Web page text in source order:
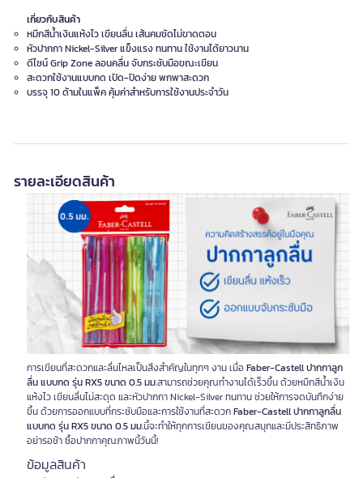
เกี่ยวกับสินค้า
หมึกสีน้ำเงินแห้งไว เขียนลื่น เส้นคมชัดไม่ขาดตอน
หัวปากกา Nickel-Silver แข็งแรง ทนทาน ใช้งานได้ยาวนาน
ดีไซน์ Grip Zone ลอนคลื่น จับกระชับมือขณะเขียน
สะดวกใช้งานแบบกด เปิด-ปิดง่าย พกพาสะดวก
บรรจุ 10 ด้ามในแพ็ค คุ้มค่าสำหรับการใช้งานประจำวัน
รายละเอียดสินค้า
การเขียนที่สะดวกและลื่นไหลเป็นสิ่งสำคัญในทุกๆ งาน เมื่อFaber-Castell ปากกาลูก
ลื่น แบบกด รุ่น RX5 ขนาด 0.5 มม.สามารถช่วยคุณทำงานได้เร็วขึ้น ด้วยหมึกสีน้ำเงิน
แห้งไว เขียนลื่นไม่สะดุด และหัวปากกา Nickel-Silver ทนทาน ช่วยให้การจดบันทึกง่าย
ขึ้น ด้วยการออกแบบที่กระชับมือและการใช้งานที่สะดวกFaber-Castell ปากกาลูกลื่น
แบบกด รุ่น RX5 ขนาด 0.5 มม.นี้จะทำให้ทุกการเขียนของคุณสนุกและมีประสิทธิภาพ
อย่ารอช้า ซื้อปากกาคุณภาพนี้วันนี้!
ข้อมูลสินค้า